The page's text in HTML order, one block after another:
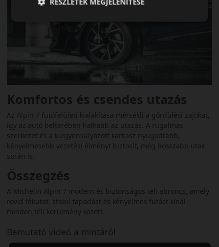
Komfortos és csendes utazás
Az Alpin 7 futófelületi kialakítása mérsékli a gördülési zajokat,
így az autó belterében halkabb az utazás. A rugalmas
szerkezet és a kiegyensúlyozott karkasz nyugodtabb,
kényelmesebb vezetési élményt biztosít, még hosszabb utak
során is.
Összegzés
A Michelin Alpin 7 modern és biztonságos téli abroncs, amely
rövid fékutat, stabil tapadást és kényelmes futást kínál
minden téli körülmény között.
Bemutató videó a mintáról